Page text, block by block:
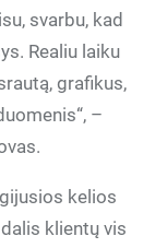
svarbu, kad
Realiu laiku
grafikus,
–
kelios
klientų vis